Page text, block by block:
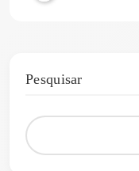
Pesquisar